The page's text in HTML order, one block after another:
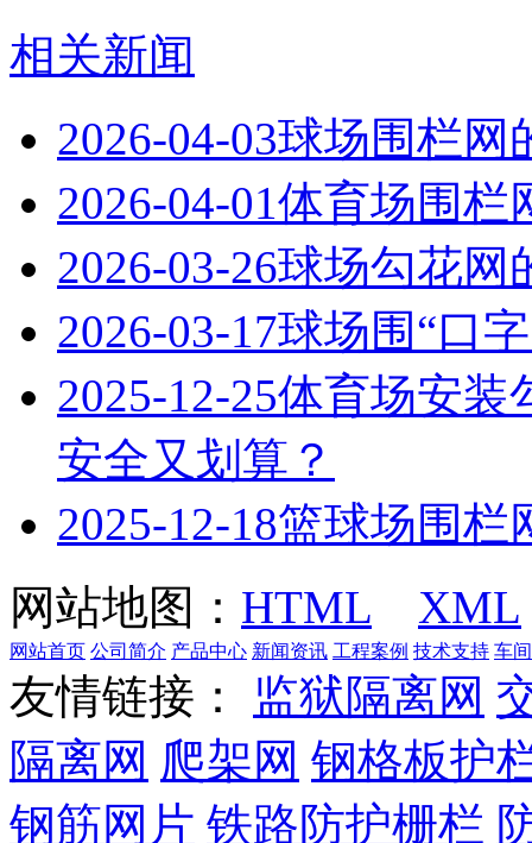
相关新闻
2026-04-03球场围栏网
2026-04-01体育场围栏
2026-03-26球场勾花网
2026-03-17球场围“口
2025-12-25体育场安装
安全又划算？
2025-12-18篮球场围栏
网站地图： HTML XML
网站首页 公司简介 产品中心 新闻资讯 工程案例 技术支持 车
友情链接： 监狱隔离网
隔离网 爬架网 钢格板护
钢筋网片 铁路防护栅栏